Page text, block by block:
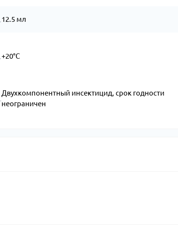
12.5 мл
+20°C
Двухкомпонентный инсектицид, срок годности
неограничен